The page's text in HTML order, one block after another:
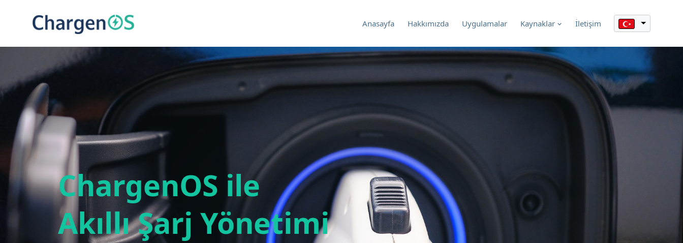
Anasayfa Hakkımızda Uygulamalar Kaynaklar İletişim
ChargenOS ile
Akıllı Şarj Yönetimi